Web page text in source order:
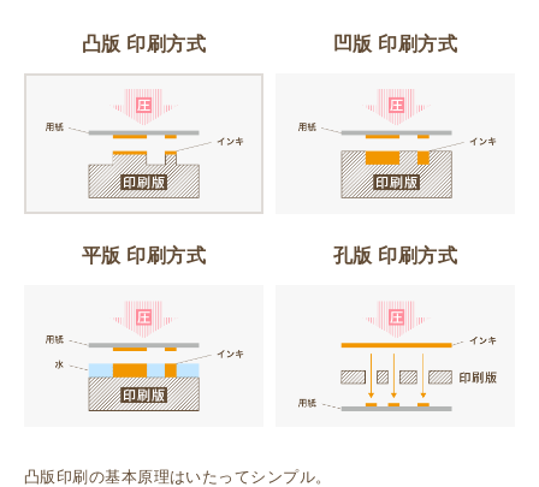
凸版 印刷方式 凹版 印刷方式
平版 印刷方式 孔版 印刷方式
凸版印刷の基本原理はいたってシンプル。